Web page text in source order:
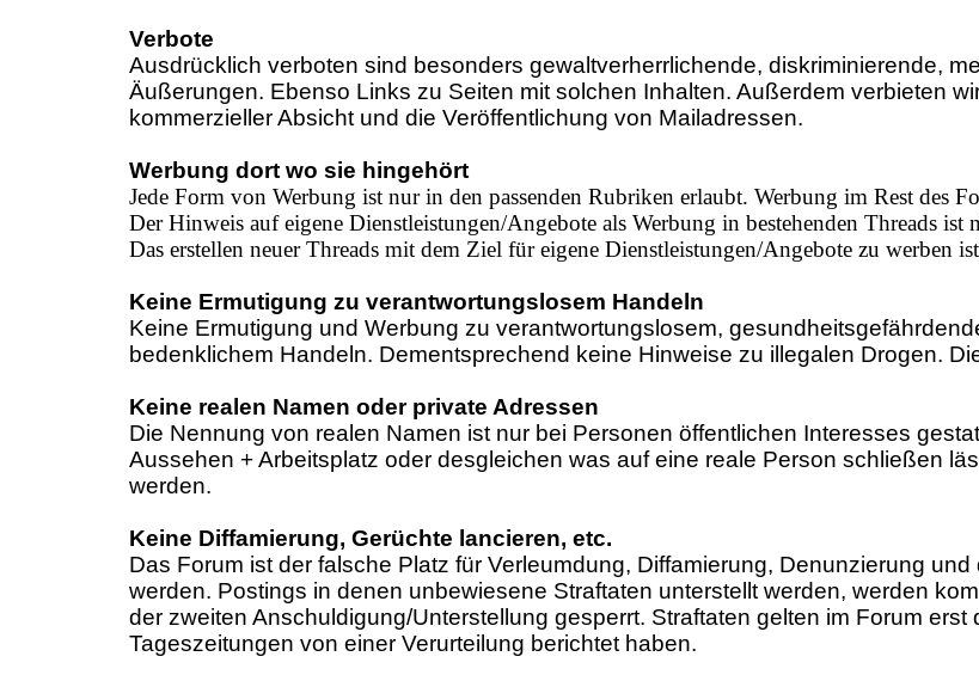
Verbote
Ausdrücklich verboten sind besonders gewaltverherrlichende, diskriminierende,
Äußerungen. Ebenso Links zu Seiten mit solchen Inhalten. Außerdem verbieten
kommerzieller Absicht und die Veröffentlichung von Mailadressen.
Werbung dort wo sie hingehört
Jede Form von Werbung ist nur in den passenden Rubriken erlaubt. Werbung im Rest des
Der Hinweis auf eigene Dienstleistungen/Angebote als Werbung in bestehenden Threads ist
Das erstellen neuer Threads mit dem Ziel für eigene Dienstleistungen/Angebote zu werben
Keine Ermutigung zu verantwortungslosem Handeln
Keine Ermutigung und Werbung zu verantwortungslosem,
bedenklichem Handeln. Dementsprechend keine Hinweise zu illegalen Drogen.
Keine realen Namen oder private Adressen
Die Nennung von realen Namen ist nur bei Personen öffentlichen Interesses
Aussehen + Arbeitsplatz oder desgleichen was auf eine reale Person schließen
werden.
Keine Diffamierung, Gerüchte lancieren, etc.
Das Forum ist der falsche Platz für Verleumdung, Diffamierung, Denunzierung
werden. Postings in denen unbewiesene Straftaten unterstellt werden, werden
der zweiten Anschuldigung/Unterstellung gesperrt. Straftaten gelten im Forum
Tageszeitungen von einer Verurteilung berichtet haben.